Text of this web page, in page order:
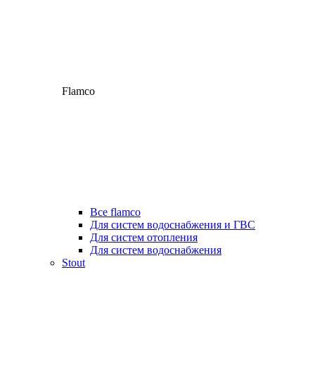
Flamco
Все flamco
Для систем водоснабжения и ГВС
Для систем отопления
Для систем водоснабжения
Stout